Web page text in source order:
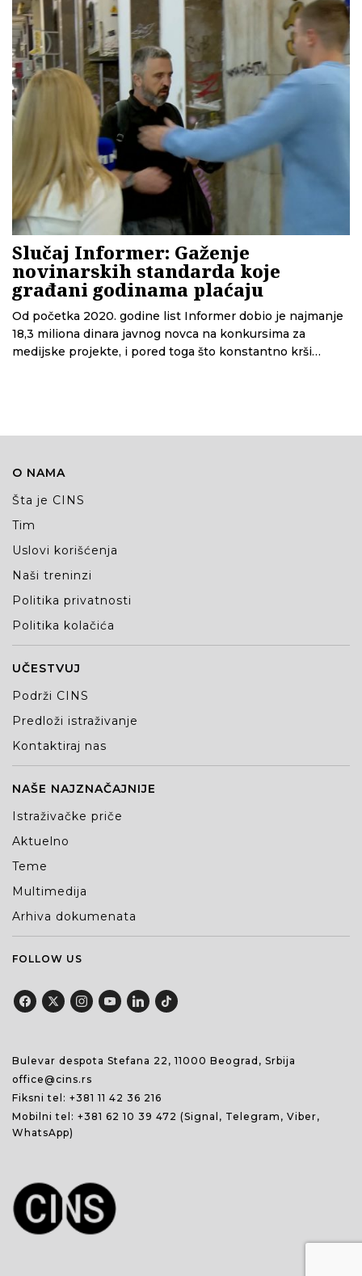
u kaznama, nego u tome što se televizijama gleda kroz
prste.
Slučaj Informer: Gaženje
novinarskih standarda koje
građani godinama plaćaju
Od početka 2020. godine list Informer dobio je najmanje
18,3 miliona dinara javnog novca na konkursima za
medijske projekte, i pored toga što konstantno krši
O NAMA
Šta je CINS
Tim
Uslovi korišćenja
Naši treninzi
Politika privatnosti
Politika kolačića
UČESTVUJ
Podrži CINS
Predloži istraživanje
Kontaktiraj nas
NAŠE NAJZNAČAJNIJE
Istraživačke priče
Aktuelno
Teme
Multimedija
Arhiva dokumenata
FOLLOW US
Bulevar despota Stefana 22, 11000 Beograd, Srbija
office@cins.rs
Fiksni tel: +381 11 42 36 216
Mobilni tel: +381 62 10 39 472 (Signal, Telegram, Viber,
WhatsApp)